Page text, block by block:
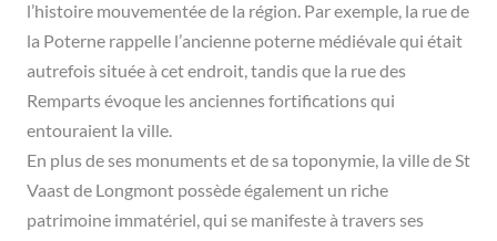
l’histoire mouvementée de la région. Par exemple, la rue de
la Poterne rappelle l’ancienne poterne médiévale qui était
autrefois située à cet endroit, tandis que la rue des
Remparts évoque les anciennes fortifications qui
entouraient la ville.
En plus de ses monuments et de sa toponymie, la ville de St
Vaast de Longmont possède également un riche
patrimoine immatériel, qui se manifeste à travers ses